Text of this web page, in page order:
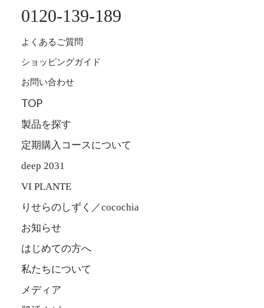
0120-139-189
よくあるご質問
ショッピングガイド
お問い合わせ
TOP
製品を探す
定期購入コースについて
deep 2031
VI PLANTE
りせらのしずく／cocochia
お知らせ
はじめての方へ
私たちについて
メディア